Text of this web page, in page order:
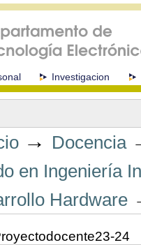
Investigacion
→ Docencia
en Ingeniería
Hardware
24